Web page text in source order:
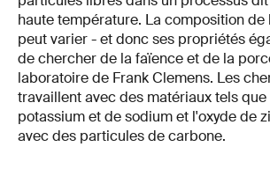
haute température. La composition
peut varier - et donc ses propriétés
de chercher de la faïence et de la
laboratoire de Frank Clemens. Les
travaillent avec des matériaux tels
potassium et de sodium et l'oxyde de
avec des particules de carbone.